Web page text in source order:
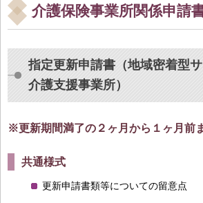
介護保険事業所関係申請
指定更新申請書（地域密着型
介護支援事業所）
※更新期間満了の２ヶ月から１ヶ月前
共通様式
更新申請書類等についての留意点